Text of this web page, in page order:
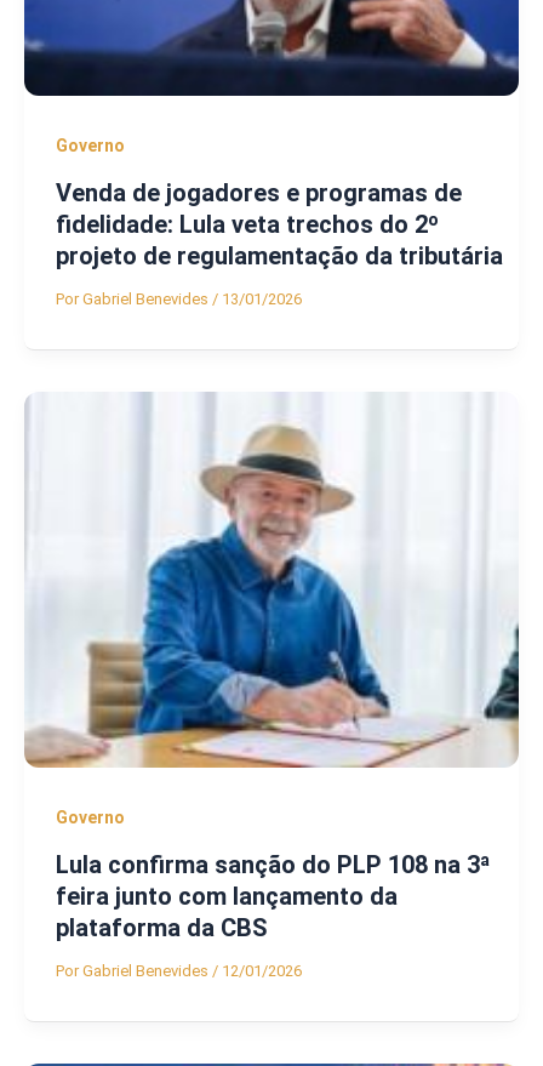
Governo
Venda de jogadores e programas de
fidelidade: Lula veta trechos do 2º
projeto de regulamentação da tributária
PorGabriel Benevides / 13/01/2026
Governo
Lula confirma sanção do PLP 108 na 3ª
feira junto com lançamento da
plataforma da CBS
PorGabriel Benevides / 12/01/2026